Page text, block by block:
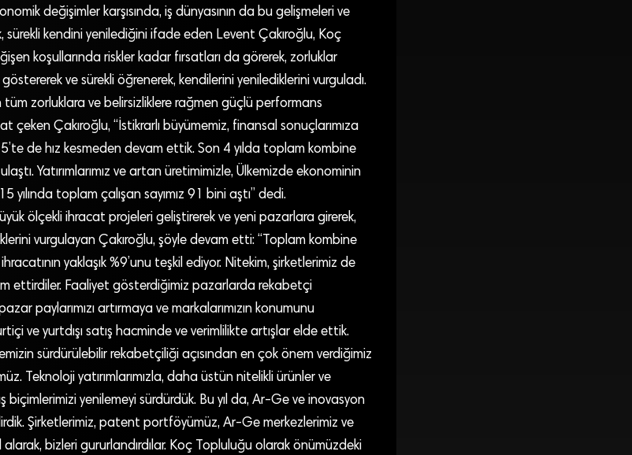
değişimler karşısında, iş dünyasının da bu gelişmeleri ve
sürekli kendini yenilediğini ifade eden Levent Çakıroğlu, Koç
koşullarında riskler kadar fırsatları da görerek, zorluklar
ve sürekli öğrenerek, kendilerini yenilediklerini vurguladı.
tüm zorluklara ve belirsizliklere rağmen güçlü performans
çeken Çakıroğlu, “İstikrarlı büyümemiz, finansal sonuçlarımıza
de hız kesmeden devam ettik. Son 4 yılda toplam kombine
Yatırımlarımız ve artan üretimimizle, Ülkemizde ekonominin
yılında toplam çalışan sayımız 91 bini aştı” dedi.
ölçekli ihracat projeleri geliştirerek ve yeni pazarlara girerek,
vurgulayan Çakıroğlu, şöyle devam etti: “Toplam kombine
yaklaşık %9’unu teşkil ediyor. Nitekim, şirketlerimiz de
ettirdiler. Faaliyet gösterdiğimiz pazarlarda rekabetçi
paylarımızı artırmaya ve markalarımızın konumunu
ve yurtdışı satış hacminde ve verimlilikte artışlar elde ettik.
sürdürülebilir rekabetçiliği açısından en çok önem verdiğimiz
Teknoloji yatırımlarımızla, daha üstün nitelikli ürünler ve
biçimlerimizi yenilemeyi sürdürdük. Bu yıl da, Ar-Ge ve inovasyon
Şirketlerimiz, patent portföyümüz, Ar-Ge merkezlerimiz ve
alarak, bizleri gururlandırdılar. Koç Topluluğu olarak önümüzdeki